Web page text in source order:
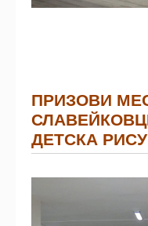
ПРИЗОВИ
ДЕТСКА